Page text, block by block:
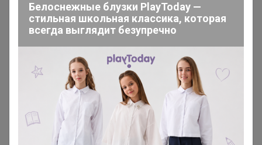
Чтобы ответить или задать вопрос
необходимо авторизоваться на сайте
Это займет меньше минуты
Белоснежные блузки PlayToday —
стильная школьная классика, которая
всегда выглядит безупречно